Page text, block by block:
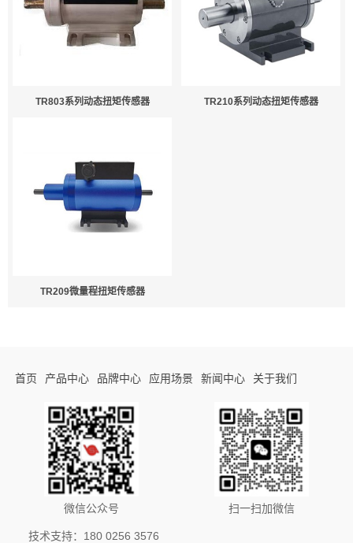
TR803系列动态扭矩传感器 TR210系列动态扭矩传感器
TR209微量程扭矩传感器
首页 产品中心 品牌中心 应用场景 新闻中心 关于我们
微信公众号 扫一扫加微信
技术支持：180 0256 3576